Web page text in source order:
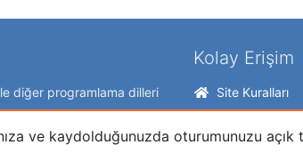
diğer programlama dilleri
Kolay Erişim
Site Kuralları
Kullanıcı
Gizlilik Bilgileri
ve kaydolduğunuzda oturumunuzu açık